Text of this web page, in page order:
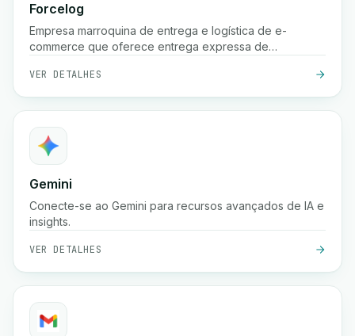
Forcelog
Empresa marroquina de entrega e logística de e-
commerce que oferece entrega expressa de
cidades, 48 horas nas cidades menores), recolha
gratuita, armazenamento, embalagem e serviços de
rastreamento em todo o país.
VER DETALHES
Gemini
Conecte-se ao Gemini para recursos avançados de IA e
insights.
VER DETALHES